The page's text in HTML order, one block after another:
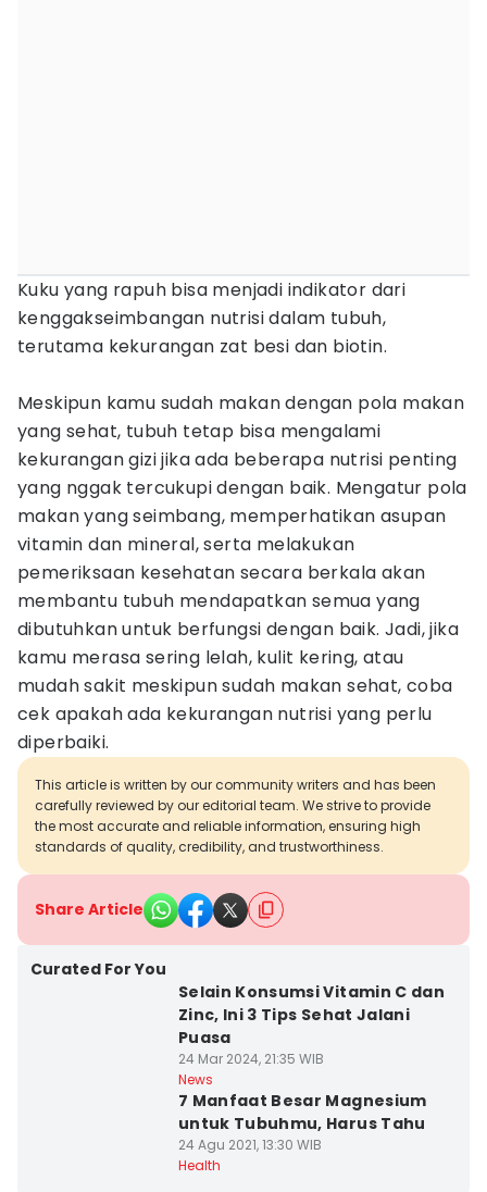
Kuku yang rapuh bisa menjadi indikator dari
kenggakseimbangan nutrisi dalam tubuh,
terutama kekurangan zat besi dan biotin.
Meskipun kamu sudah makan dengan pola makan
yang sehat, tubuh tetap bisa mengalami
kekurangan gizi jika ada beberapa nutrisi penting
yang nggak tercukupi dengan baik. Mengatur pola
makan yang seimbang, memperhatikan asupan
vitamin dan mineral, serta melakukan
pemeriksaan kesehatan secara berkala akan
membantu tubuh mendapatkan semua yang
dibutuhkan untuk berfungsi dengan baik. Jadi, jika
kamu merasa sering lelah, kulit kering, atau
mudah sakit meskipun sudah makan sehat, coba
cek apakah ada kekurangan nutrisi yang perlu
diperbaiki.
This article is written by our community writers and has been
carefully reviewed by our editorial team. We strive to provide
the most accurate and reliable information, ensuring high
standards of quality, credibility, and trustworthiness.
Share Article
Curated For You
Selain Konsumsi Vitamin C dan
Zinc, Ini 3 Tips Sehat Jalani
Puasa
24 Mar 2024, 21:35 WIB
News
7 Manfaat Besar Magnesium
untuk Tubuhmu, Harus Tahu
24 Agu 2021, 13:30 WIB
Health